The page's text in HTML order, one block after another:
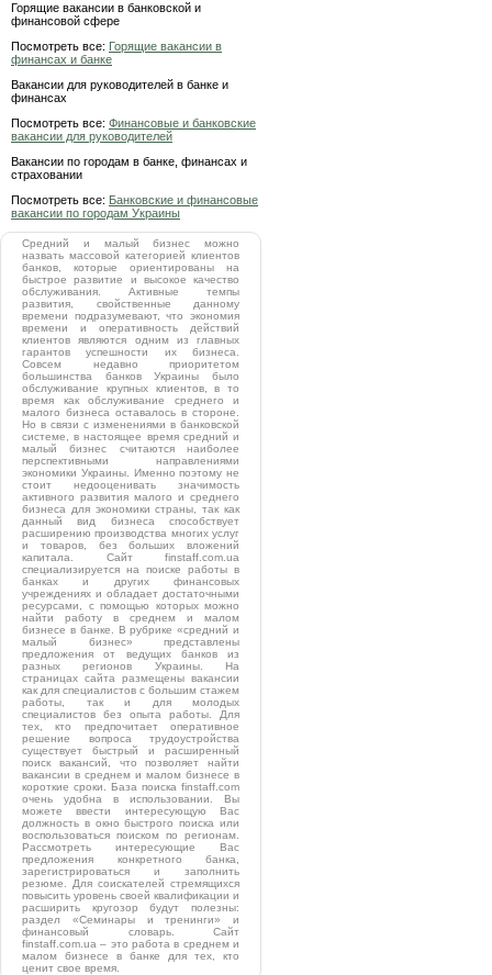
Горящие вакансии в банковской и
финансовой сфере
Посмотреть все: Горящие вакансии в
финансах и банке
Вакансии для руководителей в банке и
финансах
Посмотреть все: Финансовые и банковские
вакансии для руководителей
Вакансии по городам в банке, финансах и
страховании
Посмотреть все: Банковские и финансовые
вакансии по городам Украины
Средний и малый бизнес можно
назвать массовой категорией клиентов
банков, которые ориентированы на
быстрое развитие и высокое качество
обслуживания. Активные темпы
развития, свойственные данному
времени подразумевают, что экономия
времени и оперативность действий
клиентов являются одним из главных
гарантов успешности их бизнеса.
Совсем недавно приоритетом
большинства банков Украины было
обслуживание крупных клиентов, в то
время как обслуживание среднего и
малого бизнеса оставалось в стороне.
Но в связи с изменениями в банковской
системе, в настоящее время средний и
малый бизнес считаются наиболее
перспективными направлениями
экономики Украины. Именно поэтому не
стоит недооценивать значимость
активного развития малого и среднего
бизнеса для экономики страны, так как
данный вид бизнеса способствует
расширению производства многих услуг
и товаров, без больших вложений
капитала. Сайт finstaff.com.ua
специализируется на поиске работы в
банках и других финансовых
учреждениях и обладает достаточными
ресурсами, с помощью которых можно
найти работу в среднем и малом
бизнесе в банке. В рубрике «средний и
малый бизнес» представлены
предложения от ведущих банков из
разных регионов Украины. На
страницах сайта размещены вакансии
как для специалистов с большим стажем
работы, так и для молодых
специалистов без опыта работы. Для
тех, кто предпочитает оперативное
решение вопроса трудоустройства
существует быстрый и расширенный
поиск вакансий, что позволяет найти
вакансии в среднем и малом бизнесе в
короткие сроки. База поиска finstaff.com
очень удобна в использовании. Вы
можете ввести интересующую Вас
должность в окно быстрого поиска или
воспользоваться поиском по регионам.
Рассмотреть интересующие Вас
предложения конкретного банка,
зарегистрироваться и заполнить
резюме. Для соискателей стремящихся
повысить уровень своей квалификации и
расширить кругозор будут полезны:
раздел «Семинары и тренинги» и
финансовый словарь. Сайт
finstaff.com.ua – это работа в среднем и
малом бизнесе в банке для тех, кто
ценит свое время.